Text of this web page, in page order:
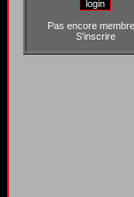
Pas encore
S'inscrire